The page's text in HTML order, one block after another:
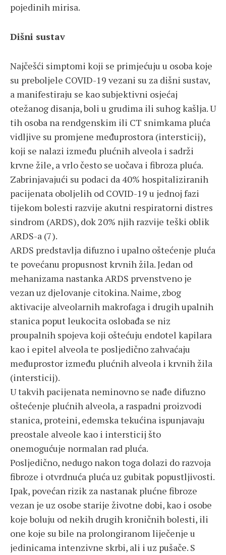
pojedinih mirisa.
Dišni sustav
Najčešći simptomi koji se primjećuju u osoba koje
su preboljele COVID-19 vezani su za dišni sustav,
a manifestiraju se kao subjektivni osjećaj
otežanog disanja, boli u grudima ili suhog kašlja. U
tih osoba na rendgenskim ili CT snimkama pluća
vidljive su promjene međuprostora (intersticij),
koji se nalazi između plućnih alveola i sadrži
krvne žile, a vrlo često se uočava i fibroza pluća.
Zabrinjavajući su podaci da 40% hospitaliziranih
pacijenata oboljelih od COVID-19 u jednoj fazi
tijekom bolesti razvije akutni respiratorni distres
sindrom (ARDS), dok 20% njih razvije teški oblik
ARDS-a (7).
ARDS predstavlja difuzno i upalno oštećenje pluća
te povećanu propusnost krvnih žila. Jedan od
mehanizama nastanka ARDS prvenstveno je
vezan uz djelovanje citokina. Naime, zbog
aktivacije alveolarnih makrofaga i drugih upalnih
stanica poput leukocita oslobađa se niz
proupalnih spojeva koji oštećuju endotel kapilara
kao i epitel alveola te posljedično zahvaćaju
međuprostor između plućnih alveola i krvnih žila
(intersticij).
U takvih pacijenata neminovno se nađe difuzno
oštećenje plućnih alveola, a raspadni proizvodi
stanica, proteini, edemska tekućina ispunjavaju
preostale alveole kao i intersticij što
onemogućuje normalan rad pluća.
Posljedično, nedugo nakon toga dolazi do razvoja
fibroze i otvrdnuća pluća uz gubitak popustljivosti.
Ipak, povećan rizik za nastanak plućne fibroze
vezan je uz osobe starije životne dobi, kao i osobe
koje boluju od nekih drugih kroničnih bolesti, ili
one koje su bile na prolongiranom liječenje u
jedinicama intenzivne skrbi, ali i uz pušače. S